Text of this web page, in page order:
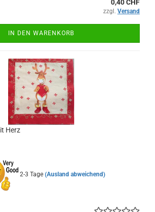
0,40 CHF
zzgl. Versand
IN DEN WARENKORB
Herz
2-3 Tage (Ausland abweichend)